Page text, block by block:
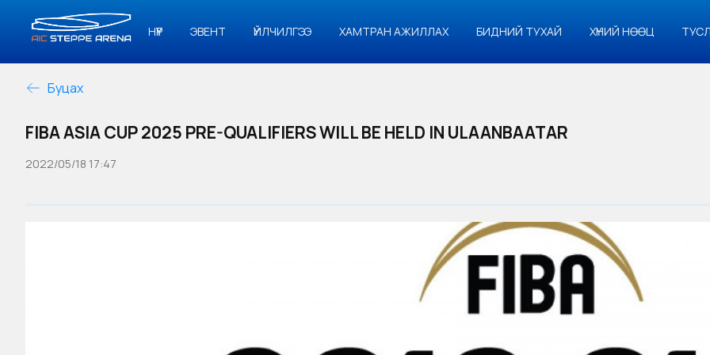
НҮҮР ЭВЕНТ ҮЙЛЧИЛГЭЭ ХАМТРАН АЖИЛЛАХ БИДНИЙ ТУХАЙ ХҮНИЙ НӨӨЦ
Буцах
FIBA ASIA CUP 2025 PRE-QUALIFIERS WILL BE HELD IN ULAANBAATAR
2022/05/18 17:47